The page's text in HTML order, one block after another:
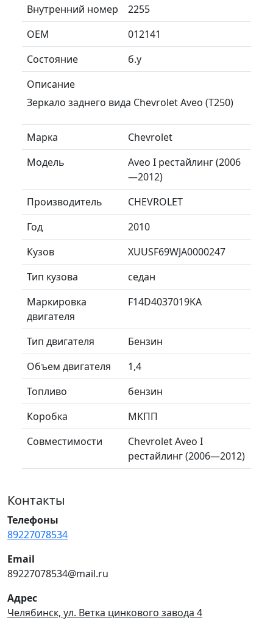
Внутренний номер
2255
ОЕМ
012141
Состояние
б.у
Описание
Зеркало заднего вида Chevrolet Aveo (T250)
Марка
Chevrolet
Модель
Aveo I рестайлинг (2006
—2012)
Производитель
CHEVROLET
Год
2010
Кузов
XUUSF69WJA0000247
Тип кузова
седан
Маркировка
двигателя
F14D4037019KA
Тип двигателя
Бензин
Объем двигателя
1,4
Топливо
бензин
Коробка
МКПП
Совместимости
Chevrolet Aveo I
рестайлинг (2006—2012)
Контакты
Телефоны
89227078534
Email
89227078534@mail.ru
Адрес
Челябинск, ул. Ветка цинкового завода 4